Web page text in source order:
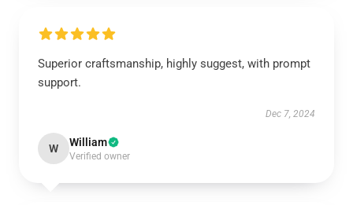
Superior craftsmanship, highly suggest, with prompt
support.
Dec 7, 2024
W William
Verified owner